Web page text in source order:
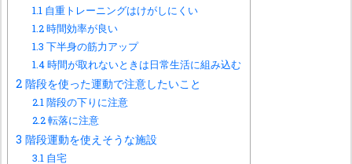
1.1 自重トレーニングはけがしにくい
1.2時間効率が良い
1.3 下半身の筋力アップ
1.4時間が取れないときは日常生活に組み込む
2 階段を使った運動で注意したいこと
2.1 階段の下りに注意
2.2転落に注意
3 階段運動を使えそうな施設
3.1 自宅